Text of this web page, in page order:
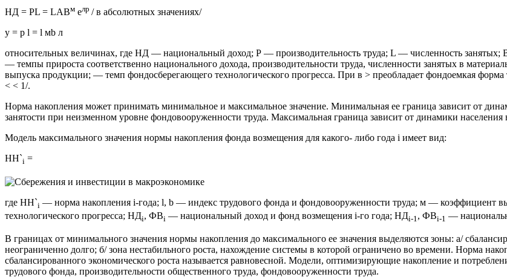
НД = PL = LABм eлр / в абсолютных значениях/
у = р l = l мb л
относительных величинах, где НД — национальный доход; Р — производительность труда; L — численность
— темпы прироста соответственно национального дохода, производительности труда, численности занятых в
выпуска продукции; — темп фондосберегающего технологического прогресса. При в > преобладает фондоемкая
< < 1/.
Норма накопления может принимать минимальное и максимальное значение. Минимальная ее граница зависит от
занятости при неизменном уровне фондовооруженности труда. Максимальная граница зависит от динамики
Модель максимального значения нормы накопления фонда возмещения для какого- либо года i имеет вид:
НH`i =
где НН`i — норма накопления i-года; l, b — индекс трудового фонда и фондовооруженности труда; м — коэффициент
технологического прогресса; НДi, ФВі — национальный доход и фонд возмещения і-го года; HДi-1 , ФВi-1 —
В границах от минимального значения нормы накопления до максимального ее значения выделяются зоны: а/
неограниченно долго; б/ зона нестабильного роста, нахождение системы в которой ограничено во времени. Норма
сбалансированного экономического роста называется равновесной. Модели, оптимизирующие накопление и
трудового фонда, производительности общественного труда, фондовооруженности труда.